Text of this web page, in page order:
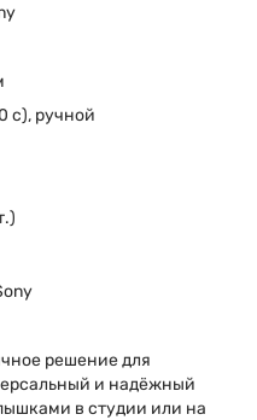
с), ручной
решение для
и надёжный
в студии или на